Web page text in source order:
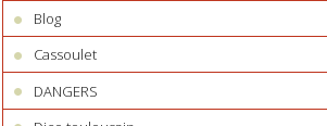
Blog
Cassoulet
DANGERS